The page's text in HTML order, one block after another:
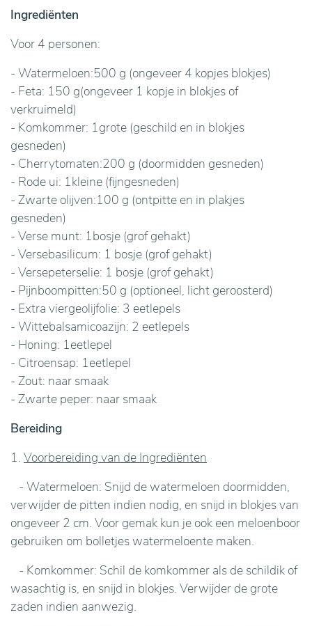
Ingrediënten
Voor 4 personen:
- Watermeloen:500 g (ongeveer 4 kopjes blokjes)
- Feta: 150 g(ongeveer 1 kopje in blokjes of
verkruimeld)
- Komkommer: 1grote (geschild en in blokjes
gesneden)
- Cherrytomaten:200 g (doormidden gesneden)
- Rode ui: 1kleine (fijngesneden)
- Zwarte olijven:100 g (ontpitte en in plakjes
gesneden)
- Verse munt: 1bosje (grof gehakt)
- Versebasilicum: 1 bosje (grof gehakt)
- Versepeterselie: 1 bosje (grof gehakt)
- Pijnboompitten:50 g (optioneel, licht geroosterd)
- Extra viergeolijfolie: 3 eetlepels
- Wittebalsamicoazijn: 2 eetlepels
- Honing: 1eetlepel
- Citroensap: 1eetlepel
- Zout: naar smaak
- Zwarte peper: naar smaak
Bereiding
1. Voorbereiding van de Ingrediënten
- Watermeloen: Snijd de watermeloen doormidden,
verwijder de pitten indien nodig, en snijd in blokjes van
ongeveer 2 cm. Voor gemak kun je ook een meloenboor
gebruiken om bolletjes watermeloente maken.
- Komkommer: Schil de komkommer als de schildik of
wasachtig is, en snijd in blokjes. Verwijder de grote
zaden indien aanwezig.